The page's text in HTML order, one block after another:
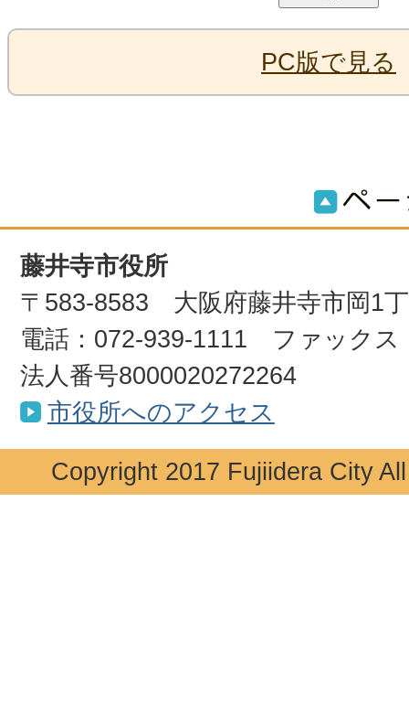
PC版で見る
藤井寺市役所
〒583-8583 大阪府藤井寺市岡1
電話：072-939-1111 ファックス
法人番号8000020272264
市役所へのアクセス
Copyright 2017 Fujiidera City